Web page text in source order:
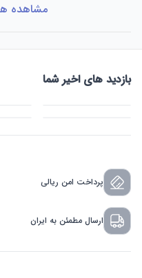
مشاهده
بازدید های اخیر شما
پرداخت امن ریالی
ارسال مطمئن به ایران